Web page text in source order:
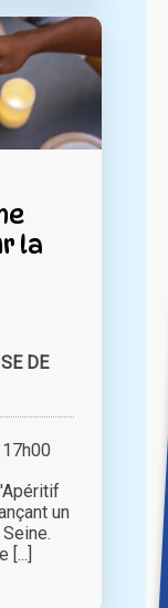
la
DE
un
[...]